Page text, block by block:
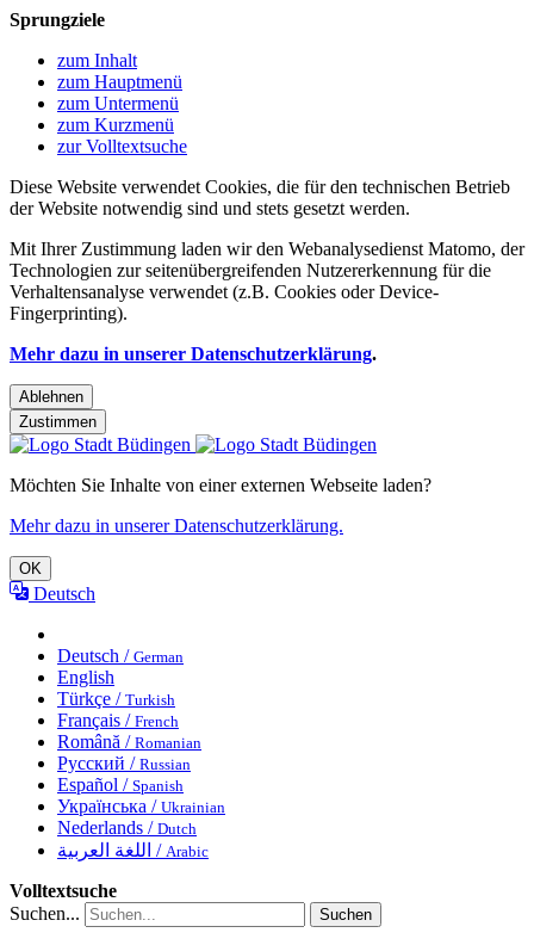
Sprungziele
zum Inhalt
zum Hauptmenü
zum Untermenü
zum Kurzmenü
zur Volltextsuche
Diese Website verwendet Cookies, die für den technischen Betrieb
der Website notwendig sind und stets gesetzt werden.
Mit Ihrer Zustimmung laden wir den Webanalysedienst Matomo, der
Technologien zur seitenübergreifenden Nutzererkennung für die
Verhaltensanalyse verwendet (z.B. Cookies oder Device-
Fingerprinting).
Mehr dazu in unserer Datenschutzerklärung.
Ablehnen
Zustimmen
Möchten Sie Inhalte von einer externen Webseite laden?
Mehr dazu in unserer Datenschutzerklärung.
OK
Deutsch
Deutsch / German
English
Türkçe / Turkish
Français / French
Română / Romanian
Русский / Russian
Español / Spanish
Українська / Ukrainian
Nederlands / Dutch
اللغة العربية / Arabic
Volltextsuche
Suchen...
Suchen